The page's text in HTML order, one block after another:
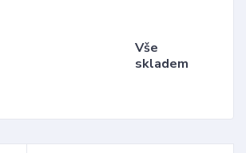
Vše
skladem